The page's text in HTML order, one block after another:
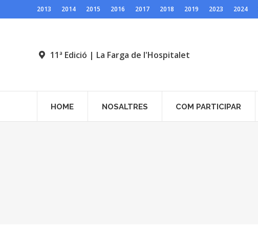
2013 2014 2015 2016 2017 2018 2019 2023 2024
11ª Edició | La Farga de l'Hospitalet
HOME NOSALTRES COM PARTICIPAR